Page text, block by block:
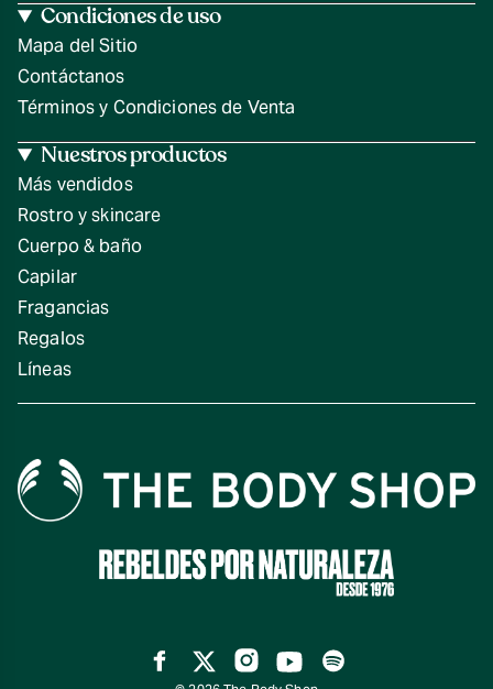
Condiciones de uso
Mapa del Sitio
Contáctanos
Términos y Condiciones de Venta
Nuestros productos
Más vendidos
Rostro y skincare
Cuerpo & baño
Capilar
Fragancias
Regalos
Líneas
Facebook
TwitterInstagram
YouTube